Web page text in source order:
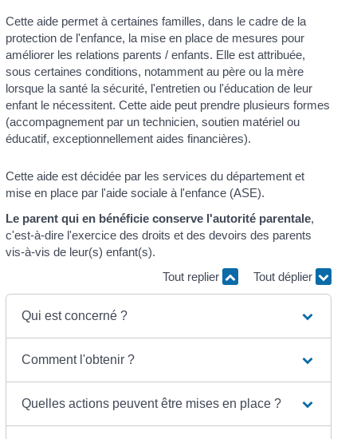
Cette aide permet à certaines familles, dans le cadre de la
protection de l'enfance, la mise en place de mesures pour
améliorer les relations parents / enfants. Elle est attribuée,
sous certaines conditions, notamment au père ou la mère
lorsque la santé la sécurité, l'entretien ou l'éducation de leur
enfant le nécessitent. Cette aide peut prendre plusieurs formes
(accompagnement par un technicien, soutien matériel ou
éducatif, exceptionnellement aides financières).
Cette aide est décidée par les services du département et
mise en place par l'aide sociale à l'enfance (ASE).
Le parent qui en bénéficie conserve l'autorité parentale,
c'est-à-dire l'exercice des droits et des devoirs des parents
vis-à-vis de leur(s) enfant(s).
Tout replier
Tout déplier
Qui est concerné ?
Comment l'obtenir ?
Quelles actions peuvent être mises en place ?